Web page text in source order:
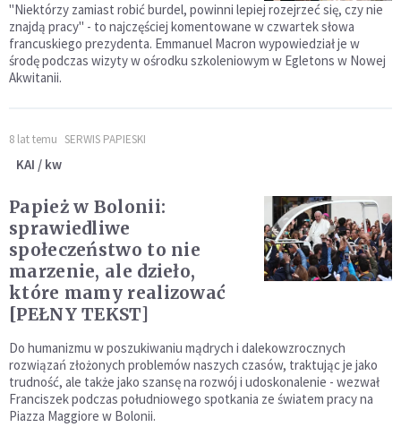
"Niektórzy zamiast robić burdel, powinni lepiej rozejrzeć się, czy nie
znajdą pracy" - to najczęściej komentowane w czwartek słowa
francuskiego prezydenta. Emmanuel Macron wypowiedział je w
środę podczas wizyty w ośrodku szkoleniowym w Egletons w Nowej
Akwitanii.
8 lat temu SERWIS PAPIESKI
KAI / kw
Papież w Bolonii:
sprawiedliwe
społeczeństwo to nie
marzenie, ale dzieło,
które mamy realizować
[PEŁNY TEKST]
Do humanizmu w poszukiwaniu mądrych i dalekowzrocznych
rozwiązań złożonych problemów naszych czasów, traktując je jako
trudność, ale także jako szansę na rozwój i udoskonalenie - wezwał
Franciszek podczas południowego spotkania ze światem pracy na
Piazza Maggiore w Bolonii.